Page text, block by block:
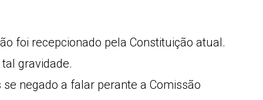
foi recepcionado pela Constituição atual.
gravidade.
negado a falar perante a Comissão